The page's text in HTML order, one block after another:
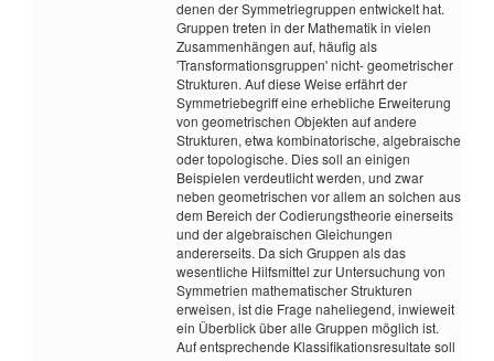
denen der Symmetriegruppen entwickelt hat.
Gruppen treten in der Mathematik in vielen
Zusammenhängen auf, häufig als
'Transformationsgruppen' nicht- geometrischer
Strukturen. Auf diese Weise erfährt der
Symmetriebegriff eine erhebliche Erweiterung
von geometrischen Objekten auf andere
Strukturen, etwa kombinatorische, algebraische
oder topologische. Dies soll an einigen
Beispielen verdeutlicht werden, und zwar
neben geometrischen vor allem an solchen aus
dem Bereich der Codierungstheorie einerseits
und der algebraischen Gleichungen
andererseits. Da sich Gruppen als das
wesentliche Hilfsmittel zur Untersuchung von
Symmetrien mathematischer Strukturen
erweisen, ist die Frage naheliegend, inwieweit
ein Überblick über alle Gruppen möglich ist.
Auf entsprechende Klassifikationsresultate soll